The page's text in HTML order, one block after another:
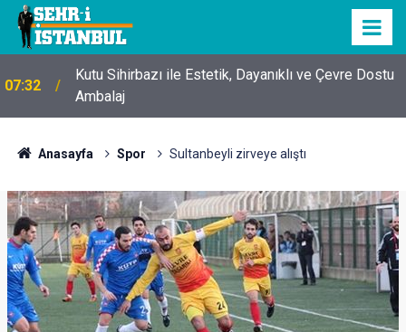
07:32
Kutu Sihirbazı ile Estetik, Dayanıklı ve Çevre Dostu
Ambalaj
Anasayfa Spor Sultanbeyli zirveye alıştı